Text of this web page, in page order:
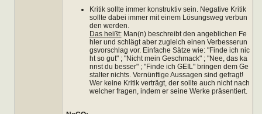
Kritik sollte immer konstruktiv sein. Negative Kritik
sollte dabei immer mit einem Lösungsweg verbun
den werden.
Das heißt:Man(n) beschreibt den angeblichen Fe
hler und schlägt aber zugleich einen Verbesserun
gsvorschlag vor. Einfache Sätze wie: "Finde ich nic
ht so gut" ; "Nicht mein Geschmack" ; "Nee, das ka
nnst du besser" ; "Finde ich GEIL" bringen dem Ge
stalter nichts. Vernünftige Aussagen sind gefragt!
Wer keine Kritik verträgt, der sollte auch nicht nach
welcher fragen, indem er seine Werke präsentiert.